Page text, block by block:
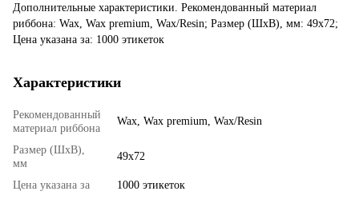
Дополнительные характеристики. Рекомендованный материал
риббона: Wax, Wax premium, Wax/Resin; Размер (ШхВ), мм: 49x72;
Цена указана за: 1000 этикеток
Характеристики
Рекомендованный
материал риббона
Wax, Wax premium, Wax/Resin
Размер (ШхВ),
мм
49x72
Цена указана за 1000 этикеток